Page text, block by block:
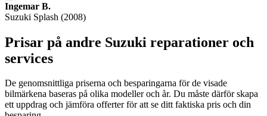
Ingemar B.
Suzuki Splash (2008)
Prisar på andre Suzuki reparationer och
services
De genomsnittliga priserna och besparingarna för de visade
bilmärkena baseras på olika modeller och år. Du måste därför skapa
ett uppdrag och jämföra offerter för att se ditt faktiska pris och din